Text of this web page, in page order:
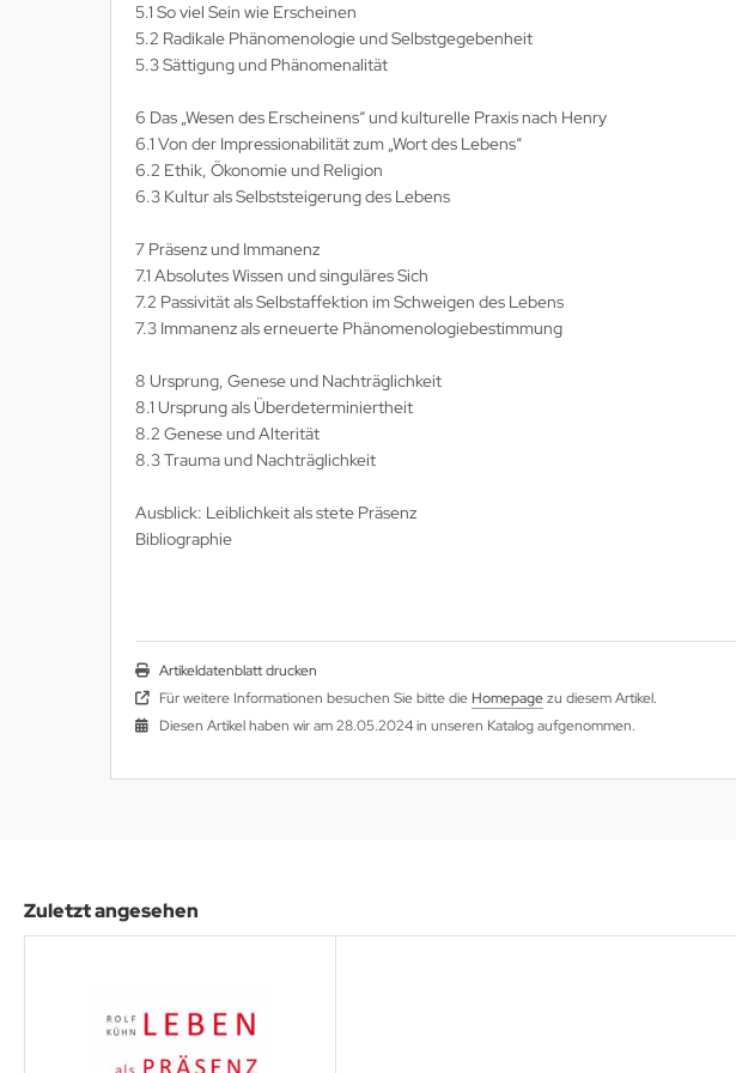
5.1 So viel Sein wie Erscheinen
5.2 Radikale Phänomenologie und Selbstgegebenheit
5.3 Sättigung und Phänomenalität
6 Das „Wesen des Erscheinens“ und kulturelle Praxis nach Henry
6.1 Von der Impressionabilität zum „Wort des Lebens“
6.2 Ethik, Ökonomie und Religion
6.3 Kultur als Selbststeigerung des Lebens
7 Präsenz und Immanenz
7.1 Absolutes Wissen und singuläres Sich
7.2 Passivität als Selbstaffektion im Schweigen des Lebens
7.3 Immanenz als erneuerte Phänomenologiebestimmung
8 Ursprung, Genese und Nachträglichkeit
8.1 Ursprung als Überdeterminiertheit
8.2 Genese und Alterität
8.3 Trauma und Nachträglichkeit
Ausblick: Leiblichkeit als stete Präsenz
Bibliographie
Artikeldatenblatt drucken
Für weitere Informationen besuchen Sie bitte die Homepagezu diesem Artikel.
Diesen Artikel haben wir am 28.05.2024 in unseren Katalog aufgenommen.
Zuletzt angesehen